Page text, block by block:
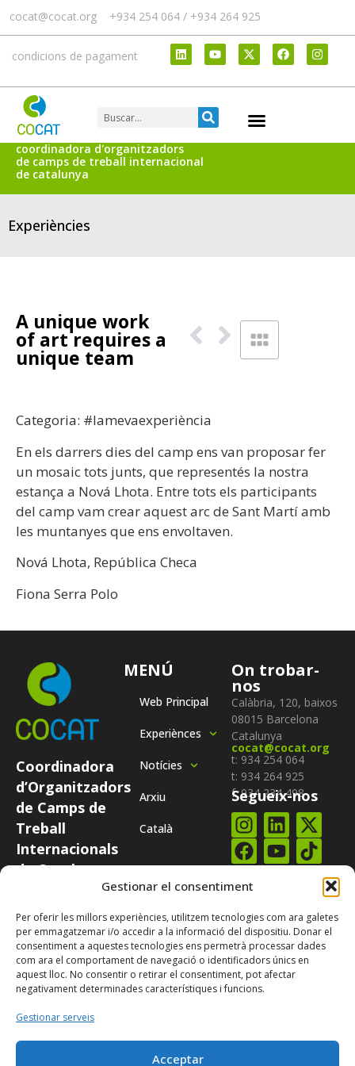
Gestionar el consentiment
Per oferir les millors experiències, utilitzem tecnologies com ara galetes
per emmagatzemar i/o accedir a la informació del dispositiu. Donar el
consentiment a aquestes tecnologies ens permetrà processar dades
com ara el comportament de navegació o identificadors únics en
aquest lloc. No consentir o retirar el consentiment, pot afectar
negativament determinades característiques i funcions.
Gestionar serveis
Acceptar
cocat@cocat.org +934 254 064 / +934 264 925
condicions de pagament
coordinadora d'organitzadors
de camps de treball internacional
de catalunya
Experiències
A unique work
of art requires a
unique team
Categoria: #lamevaexperiència
En els darrers dies del camp ens van proposar fer
un mosaic tots junts, que representés la nostra
estança a Nová Lhota. Entre tots els participants
del camp vam crear aquest arc de Sant Martí amb
les muntanyes que ens envoltaven.
Nová Lhota, República Checa
Fiona Serra Polo
Coordinadora
d’Organitzadors
de Camps de
Treball
Internacionals
de Catalunya
COCAT és una
integrada per
totes aquelles
entitats
catalanes que
organitzen
internacionals.
MENÚ
Web Principal
Experiènces
Notícies
Arxiu
Català
On trobar-
nos
Calàbria, 120, baixos
08015 Barcelona
Catalunya
cocat@cocat.org
t: 934 254 064
t: 934 264 925
f: 934 234 498
Segueix-nos
nostre